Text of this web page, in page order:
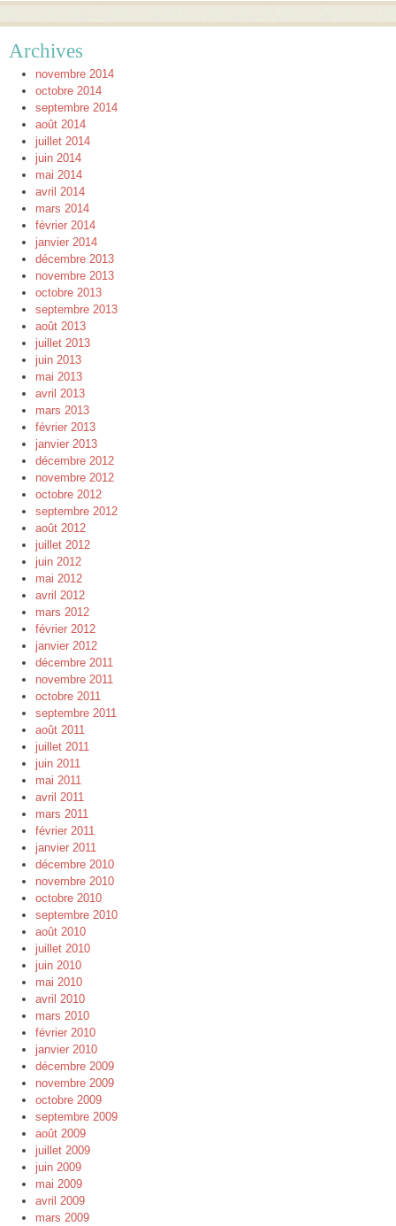
Archives
novembre 2014
octobre 2014
septembre 2014
août 2014
juillet 2014
juin 2014
mai 2014
avril 2014
mars 2014
février 2014
janvier 2014
décembre 2013
novembre 2013
octobre 2013
septembre 2013
août 2013
juillet 2013
juin 2013
mai 2013
avril 2013
mars 2013
février 2013
janvier 2013
décembre 2012
novembre 2012
octobre 2012
septembre 2012
août 2012
juillet 2012
juin 2012
mai 2012
avril 2012
mars 2012
février 2012
janvier 2012
décembre 2011
novembre 2011
octobre 2011
septembre 2011
août 2011
juillet 2011
juin 2011
mai 2011
avril 2011
mars 2011
février 2011
janvier 2011
décembre 2010
novembre 2010
octobre 2010
septembre 2010
août 2010
juillet 2010
juin 2010
mai 2010
avril 2010
mars 2010
février 2010
janvier 2010
décembre 2009
novembre 2009
octobre 2009
septembre 2009
août 2009
juillet 2009
juin 2009
mai 2009
avril 2009
mars 2009